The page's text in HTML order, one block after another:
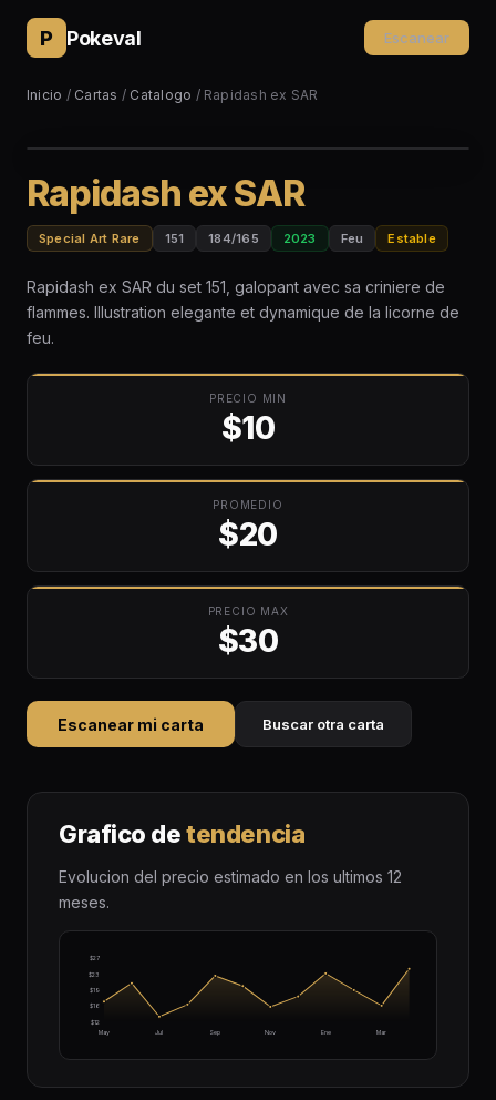
P Pokeval Escanear
Inicio / Cartas / Catalogo / Rapidash ex SAR
Rapidash ex SAR
Special Art Rare 151 184/165 2023 Feu Estable
Rapidash ex SAR du set 151, galopant avec sa criniere de
flammes. Illustration elegante et dynamique de la licorne de
feu.
PRECIO MIN
$10
PROMEDIO
$20
PRECIO MAX
$30
Escanear mi carta Buscar otra carta
Grafico detendencia
Evolucion del precio estimado en los ultimos 12
meses.
$12
$16
$19
$23
$27
May Jul Sep Nov Ene Mar